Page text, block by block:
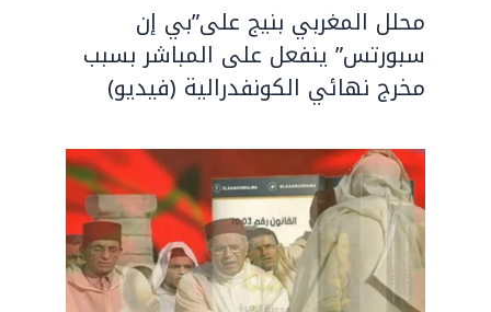
محلل المغربي بنيج على”بي إن
سبورتس” ينفعل على المباشر بسبب
مخرج نهائي الكونفدرالية (فيديو)